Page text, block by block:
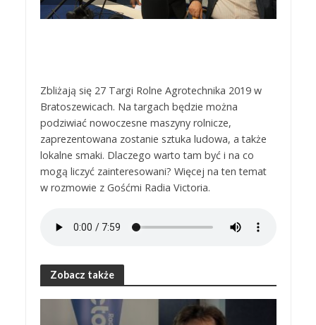
Zbliżają się 27 Targi Rolne Agrotechnika 2019 w
Bratoszewicach. Na targach będzie można
podziwiać nowoczesne maszyny rolnicze,
zaprezentowana zostanie sztuka ludowa, a także
lokalne smaki. Dlaczego warto tam być i na co
mogą liczyć zainteresowani? Więcej na ten temat
w rozmowie z Gośćmi Radia Victoria.
Zobacz także